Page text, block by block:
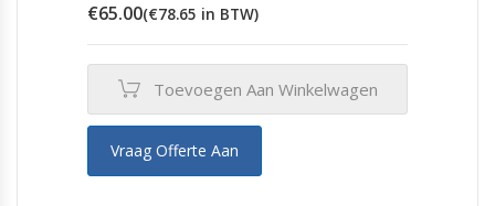
€65.00(€78.65 in BTW)
Toevoegen Aan Winkelwagen
Vraag Offerte Aan